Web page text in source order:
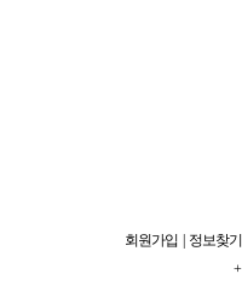
회원가입 | 정보찾기
+